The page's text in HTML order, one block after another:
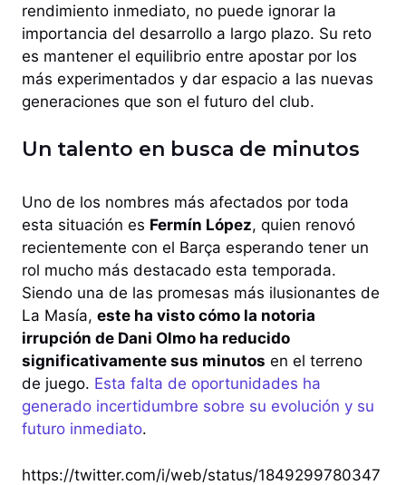
rendimiento inmediato, no puede ignorar la
importancia del desarrollo a largo plazo. Su reto
es mantener el equilibrio entre apostar por los
más experimentados y dar espacio a las nuevas
generaciones que son el futuro del club.
Un talento en busca de minutos
Uno de los nombres más afectados por toda
esta situación es Fermín López, quien renovó
recientemente con el Barça esperando tener un
rol mucho más destacado esta temporada.
Siendo una de las promesas más ilusionantes de
La Masía, este ha visto cómo la notoria
irrupción de Dani Olmo ha reducido
significativamente sus minutos en el terreno
de juego. Esta falta de oportunidades ha
generado incertidumbre sobre su evolución y su
futuro inmediato.
https://twitter.com/i/web/status/1849299780347